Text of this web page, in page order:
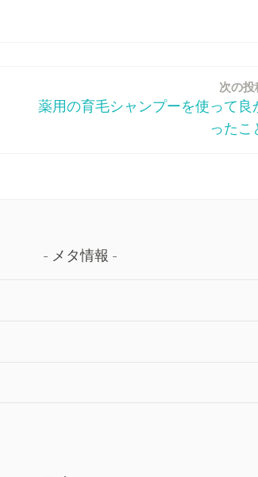
次の投
薬用の育毛シャンプーを使って良
ったこ
メタ情報